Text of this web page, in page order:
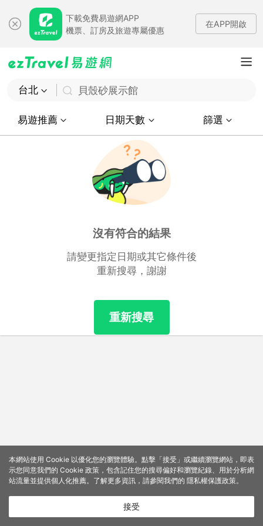
下載免費易遊網APP
機票、訂房及旅遊專屬優惠
在APP開啟
台北 貝殼砂展示館
易遊推薦 日期天數 篩選
沒有符合的結果
請變更指定日期或其它條件後
重新搜尋，謝謝
重新搜尋
本網站使用 Cookie 以優化您的瀏覽體驗。點擊「接受」或繼續瀏覽網站，即表
示您同意我們的 Cookie 政策，包含記住您的搜尋偏好和瀏覽紀錄、用於分析網
站流量並提供個人化推薦。了解更多資訊，請參閱我們的 隱私權保護政策。
接受